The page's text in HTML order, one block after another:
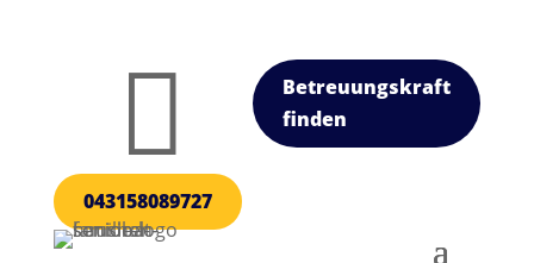

043158089727
Betreuungskraft
finden